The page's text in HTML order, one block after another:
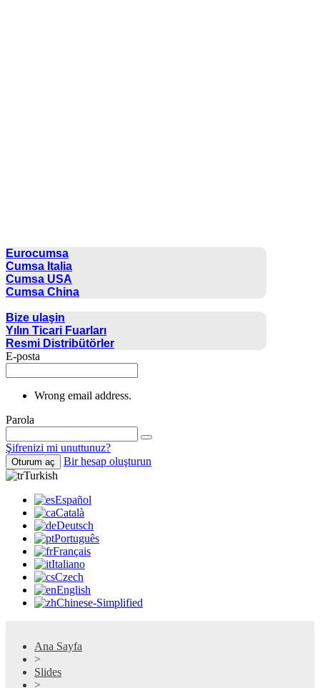
Eurocumsa
Cumsa Italia
Cumsa USA
Cumsa China
Bize ulaşin
Yılın Ticari Fuarları
Resmi Distribütörler
E-posta
Wrong email address.
Parola
Şifrenizi mi unuttunuz?
Oturum aç
Bir hesap oluşturun
Turkish
Español
Català
Deutsch
Português
Français
Italiano
Czech
English
Chinese-Simplified
Ana Sayfa
>
Slides
>